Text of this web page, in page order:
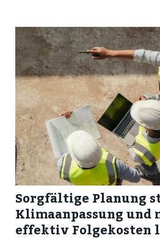
Sorgfältige Planung
Klimaanpassung
effektiv Folgekosten